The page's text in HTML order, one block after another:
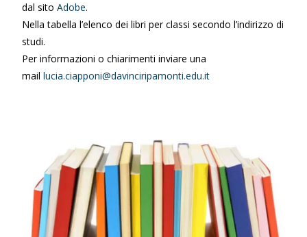
dal sito Adobe.
Nella tabella l’elenco dei libri per classi secondo l’indirizzo di
studi.
Per informazioni o chiarimenti inviare una
maillucia.ciapponi@davinciripamonti.edu.it